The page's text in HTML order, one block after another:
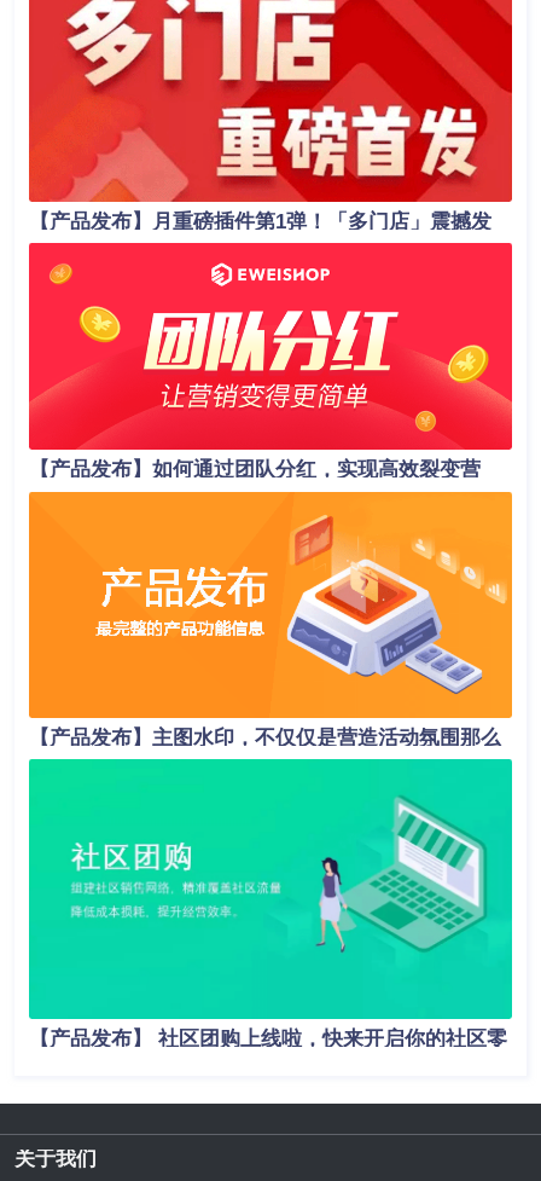
【产品发布】月重磅插件第1弹！「多门店」震撼发
布，助力商家业绩轻松翻倍！
【产品发布】如何通过团队分红，实现高效裂变营
销？
【产品发布】主图水印，不仅仅是营造活动氛围那么
简单！
【产品发布】 社区团购上线啦，快来开启你的社区零
关于我们